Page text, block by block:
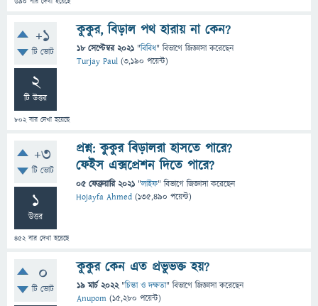
+1
টি ভোট
2
টি উত্তর
802বার দেখা হয়েছে
কুকুর, বিড়াল পথ হারায় না কেন?
18 সেপ্টেম্বর 2021 "বিবিধ" বিভাগে জিজ্ঞাসাকরেছেন
Turjay Paul (3,190 পয়েন্ট)
+3
টি ভোট
1
উত্তর
452বার দেখা হয়েছে
প্রশ্ন: কুকুর বিড়ালরা হাসতে পারে?
ফেইস এক্সপ্রেশন দিতে পারে?
05 ফেব্রুয়ারি 2021 "লাইফ" বিভাগে জিজ্ঞাসাকরেছেন
Hojayfa Ahmed (135,490 পয়েন্ট)
0
টি ভোট
কুকুর কেন এত প্রভুভক্ত হয়?
19 মার্চ 2022 "চিন্তা ও দক্ষতা" বিভাগে জিজ্ঞাসাকরেছেন
Anupom (15,280 পয়েন্ট)